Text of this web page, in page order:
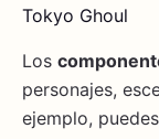
Tokyo Ghoul
Los
personajes,
ejemplo,